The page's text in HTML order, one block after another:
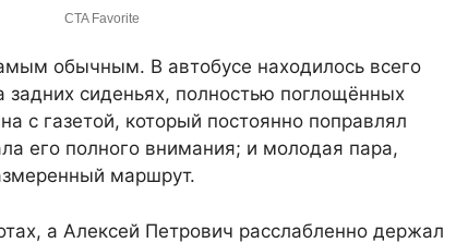
обычным. В автобусе находилось всего
задних сиденьях, полностью поглощённых
с газетой, который постоянно поправлял
его полного внимания; и молодая пара,
маршрут.
а Алексей Петрович расслабленно держал